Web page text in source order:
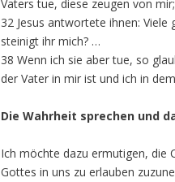
Vaters tue, diese zeugen von
32 Jesus antwortete ihnen:
steinigt ihr mich? …
38 Wenn ich sie aber tue, so
der Vater in mir ist und ich in
Die Wahrheit sprechen und
Ich möchte dazu ermutigen, die
Gottes in uns zu erlauben